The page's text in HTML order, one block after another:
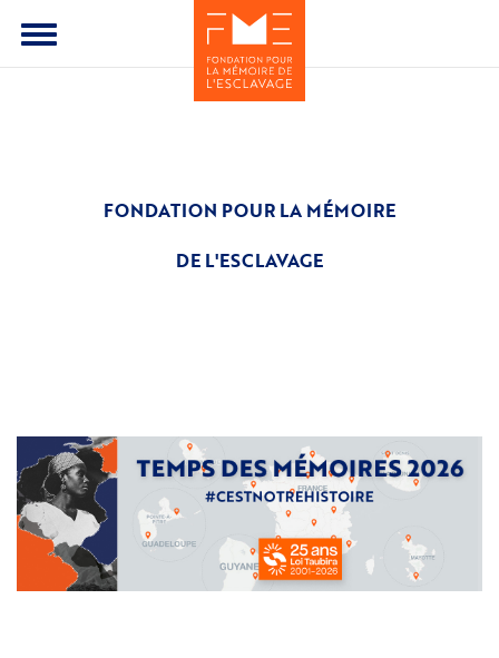
Toggle
menu
FONDATION POUR LA MÉMOIRE
DE L'ESCLAVAGE